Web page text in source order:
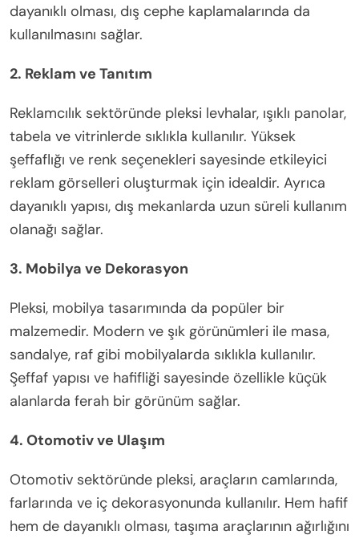
dayanıklı olması, dış cephe kaplamalarında da
kullanılmasını sağlar.
2. Reklam ve Tanıtım
Reklamcılık sektöründe pleksi levhalar, ışıklı panolar,
tabela ve vitrinlerde sıklıkla kullanılır. Yüksek
şeffaflığı ve renk seçenekleri sayesinde etkileyici
reklam görselleri oluşturmak için idealdir. Ayrıca
dayanıklı yapısı, dış mekanlarda uzun süreli kullanım
olanağı sağlar.
3. Mobilya ve Dekorasyon
Pleksi, mobilya tasarımında da popüler bir
malzemedir. Modern ve şık görünümleri ile masa,
sandalye, raf gibi mobilyalarda sıklıkla kullanılır.
Şeffaf yapısı ve hafifliği sayesinde özellikle küçük
alanlarda ferah bir görünüm sağlar.
4. Otomotiv ve Ulaşım
Otomotiv sektöründe pleksi, araçların camlarında,
farlarında ve iç dekorasyonunda kullanılır. Hem hafif
hem de dayanıklı olması, taşıma araçlarının ağırlığını